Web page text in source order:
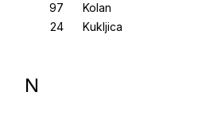
Kolan
Kukljica
N